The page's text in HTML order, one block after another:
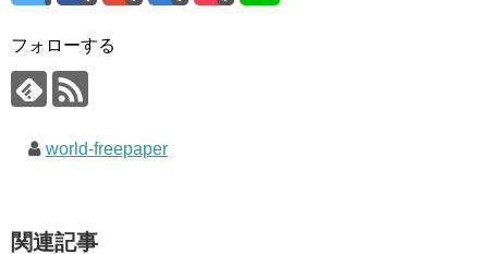
フォローする
world-freepaper
関連記事